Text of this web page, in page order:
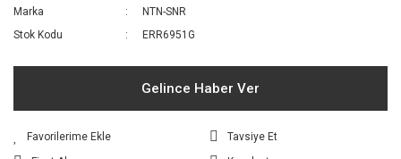
Marka
NTN-SNR
Stok Kodu
ERR6951G
Gelince Haber Ver
Tavsiye Et